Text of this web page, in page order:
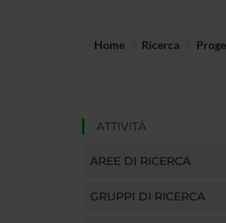
Home Ricerca
ATTIVITÀ
AREE DI RICERCA
GRUPPI DI RICERCA